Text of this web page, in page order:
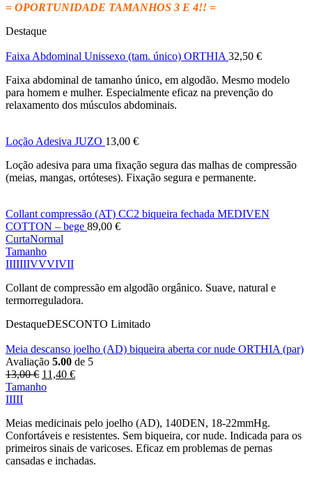
= OPORTUNIDADE TAMANHOS 3 E 4!! =
Destaque
Faixa Abdominal Unissexo (tam. único) ORTHIA 32,50 €
Faixa abdominal de tamanho único, em algodão. Mesmo modelo
para homem e mulher. Especialmente eficaz na prevenção do
relaxamento dos músculos abdominais.
Loção Adesiva JUZO 13,00 €
Loção adesiva para uma fixação segura das malhas de compressão
(meias, mangas, ortóteses). Fixação segura e permanente.
Collant compressão (AT) CC2 biqueira fechada MEDIVEN
COTTON – bege 89,00 €
CurtaNormal
Tamanho
IIIIIIIVVVIVII
Collant de compressão em algodão orgânico. Suave, natural e
termorreguladora.
DestaqueDESCONTO Limitado
Meia descanso joelho (AD) biqueira aberta cor nude ORTHIA (par)
Avaliação 5.00 de 5
13,00€ O
preço
13,00 €.
11,40 €O
11,40 €.
Tamanho
IIIII
Meias medicinais pelo joelho (AD), 140DEN, 18-22mmHg.
Confortáveis e resistentes. Sem biqueira, cor nude. Indicada para os
primeiros sinais de varicoses. Eficaz em problemas de pernas
cansadas e inchadas.